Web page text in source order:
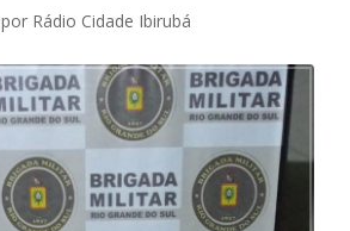
por Rádio Cidade Ibirubá